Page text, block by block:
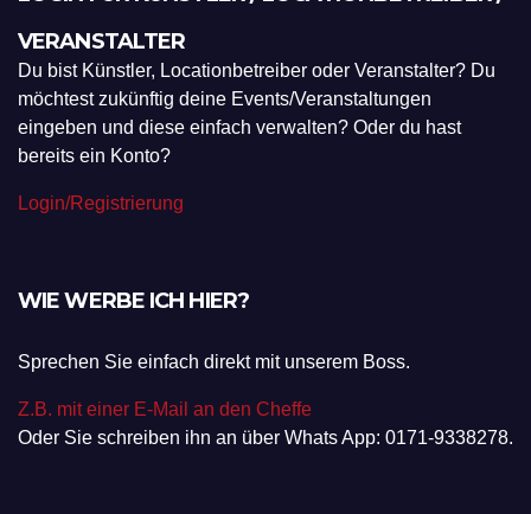
VERANSTALTER
Du bist Künstler, Locationbetreiber oder Veranstalter? Du
möchtest zukünftig deine Events/Veranstaltungen
eingeben und diese einfach verwalten? Oder du hast
bereits ein Konto?
Login/Registrierung
WIE WERBE ICH HIER?
Sprechen Sie einfach direkt mit unserem Boss.
Z.B. mit einer E-Mail an den Cheffe
Oder Sie schreiben ihn an über Whats App: 0171-9338278.